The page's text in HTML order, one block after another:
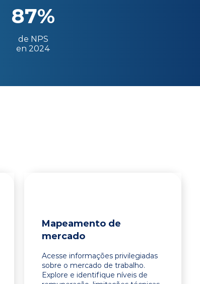
87%
de NPS
en 2024
Mapeamento de
mercado
Acesse informações privilegiadas
sobre o mercado de trabalho.
Explore e identifique níveis de